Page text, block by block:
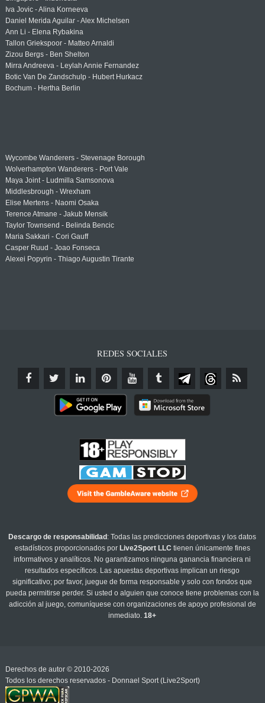
Iva Jovic - Alina Korneeva
Daniel Merida Aguilar - Alex Michelsen
Ann Li - Elena Rybakina
Tallon Griekspoor - Matteo Arnaldi
Zizou Bergs - Ben Shelton
Mirra Andreeva - Leylah Annie Fernandez
Botic Van De Zandschulp - Hubert Hurkacz
Bochum - Hertha Berlin
Wycombe Wanderers - Stevenage Borough
Wolverhampton Wanderers - Port Vale
Maya Joint - Ludmilla Samsonova
Middlesbrough - Wrexham
Elise Mertens - Naomi Osaka
Terence Atmane - Jakub Mensik
Taylor Townsend - Belinda Bencic
Maria Sakkari - Cori Gauff
Casper Ruud - Joao Fonseca
Alexei Popyrin - Thiago Augustin Tirante
REDES SOCIALES
Descargo de responsabilidad : Todas las predicciones deportivas y los datos
estadísticos proporcionados por Live2Sport LLC tienen únicamente fines
informativos y analíticos. No garantizamos ninguna ganancia financiera ni
resultados específicos. Las apuestas deportivas implican un riesgo
significativo; por favor, juegue de forma responsable y solo con fondos que
pueda permitirse perder. Si usted o alguien que conoce tiene problemas con la
adicción al juego, comuníquese con organizaciones de apoyo profesional de
inmediato.18+
Derechos de autor © 2010-2026
Todos los derechos reservados - Donnael Sport (Live2Sport)